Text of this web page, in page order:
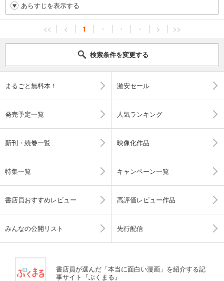
あらすじを表示する
<< < 1 ・ ・ ・ > >>
検索条件を変更する
まるごと無料本！ 激安セール
発売予定一覧 人気ランキング
新刊・続巻一覧 映像化作品
特集一覧 キャンペーン一覧
書店員おすすめレビュー 高評価レビュー作品
みんなの公開リスト 先行配信
書店員が選んだ「本当に面白い漫画」を紹介する記
事サイト『ぶくまる』